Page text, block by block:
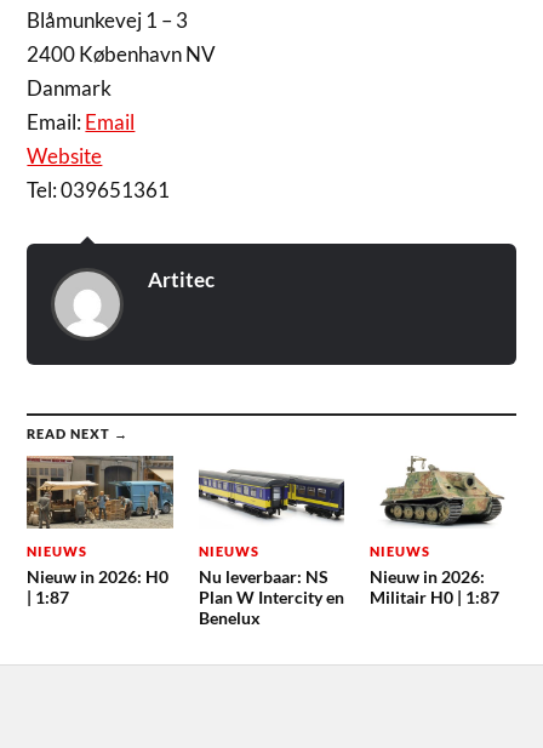
Blåmunkevej 1 – 3
2400 København NV
Danmark
Email:Email
Website
Tel: 039651361
Artitec
READ NEXT →
NIEUWS
Nieuw in 2026: H0
| 1:87
NIEUWS
Nu leverbaar: NS
Plan W Intercity en
Benelux
NIEUWS
Nieuw in 2026:
Militair H0 | 1:87